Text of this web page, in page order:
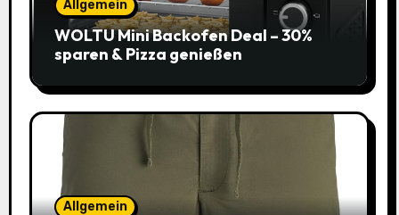
Allgemein
WOLTU Mini Backofen Deal – 30%
sparen & Pizza genießen
Allgemein